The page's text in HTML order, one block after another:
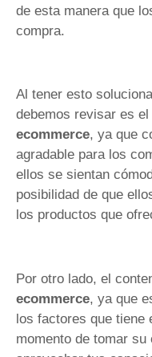
de esta manera que
compra.
Al tener esto
debemos revisar es el
ecommerce, ya que
agradable para los
ellos se sientan
posibilidad de que
los productos que
Por otro lado, el
ecommerce, ya que
los factores que tiene
momento de tomar